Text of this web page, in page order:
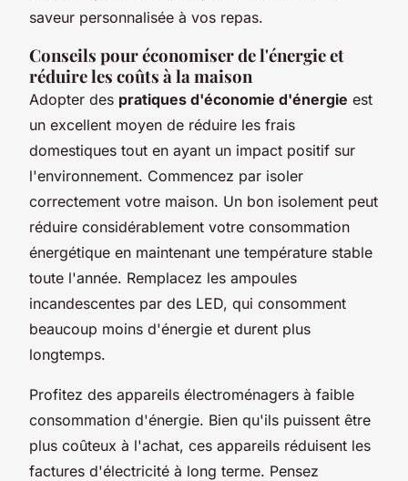
saveur personnalisée à vos repas.
Conseils pour économiser de l'énergie et
réduire les coûts à la maison
Adopter des pratiques d'économie d'énergie est
un excellent moyen de réduire les frais
domestiques tout en ayant un impact positif sur
l'environnement. Commencez par isoler
correctement votre maison. Un bon isolement peut
réduire considérablement votre consommation
énergétique en maintenant une température stable
toute l'année. Remplacez les ampoules
incandescentes par des LED, qui consomment
beaucoup moins d'énergie et durent plus
longtemps.
Profitez des appareils électroménagers à faible
consommation d'énergie. Bien qu'ils puissent être
plus coûteux à l'achat, ces appareils réduisent les
factures d'électricité à long terme. Pensez